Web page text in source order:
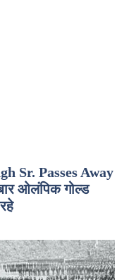
Sr. Passes Away
ओलंपिक गोल्ड